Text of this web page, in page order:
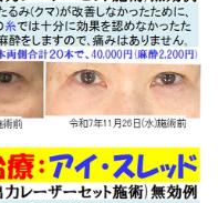
ンセル補充特別キャン
。年末の多忙、どうし
そんなキャンセルで空
顔セット」を10,000円
「導入キャンペーンと
補充特別キャンペー
「キャンセル補充特別